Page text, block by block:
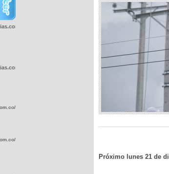
Próximo lunes 21 de
wp-
wp-
wp-
wp-